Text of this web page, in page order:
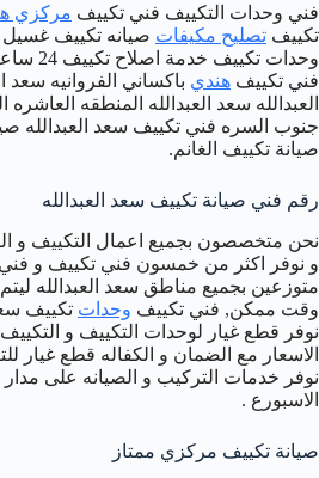
فني وحدات التكييف فني تكييف مركزي
تكييف تصليح مكيفات صيانه تكييف
وحدات
فني تكييف هندي باكساني الفروانيه سعد
العبدالله سعد العبدالله المنطقه
جنوب السره فني تكييف سعد العبدالله
صيانة تكييف الغانم.
رقم فني صيانة تكييف سعد العبدالله
نحن متخصصون بجميع اعمال التكييف و
و نوفر اكثر من خمسون فني تكييف و
متوزعين بجميع مناطق سعد العبدالله
وقت ممكن, فني تكييف وحدات تكييف
نوفر قطع غيار لوحدات التكييف و
الاسعار مع الضمان و الكفاله قطع غيار
نوفر خدمات التركيب و الصيانه على مدار
الاسبورع .
صيانة تكييف مركزي ممتاز